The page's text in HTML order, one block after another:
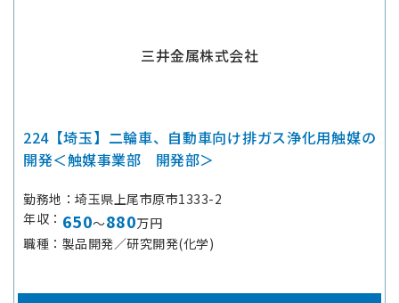
三井金属株式会社
224【埼玉】二輪車、自動車向け排ガス浄化用触媒の
開発＜触媒事業部 開発部＞
勤務地
埼玉県上尾市原市1333-2
年収
650～880万円
職種
製品開発／研究開発(化学)